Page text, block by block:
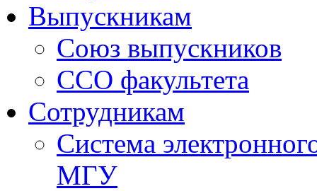
Выпускникам
Союз выпускников
ССО факультета
Сотрудникам
Система
МГУ